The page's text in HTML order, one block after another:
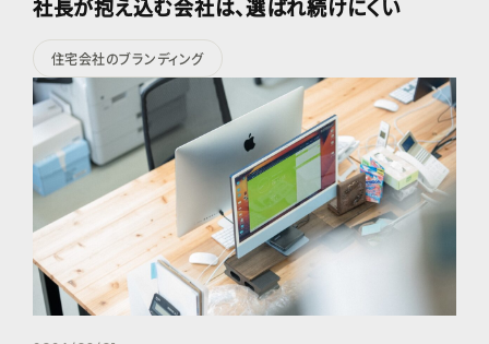
社長が抱え込む会社は、選ばれ続けにくい
住宅会社のブランディング